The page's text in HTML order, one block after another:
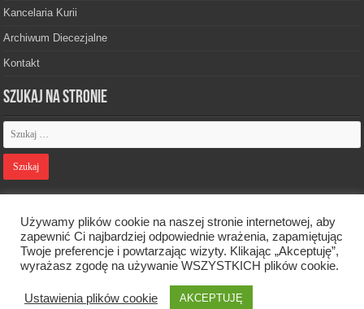
Kancelaria Kurii
Archiwum Diecezjalne
Kontakt
Szukaj na stronie
Designed by Webdawid
Oficjalna strona Diecezji Zielonogórsko-Gorzowskiej. © 2026. Wszelkie
Używamy plików cookie na naszej stronie internetowej, aby
zapewnić Ci najbardziej odpowiednie wrażenia, zapamiętując
Twoje preferencje i powtarzając wizyty. Klikając „Akceptuję”,
wyrażasz zgodę na używanie WSZYSTKICH plików cookie.
Ustawienia plików cookie AKCEPTUJĘ